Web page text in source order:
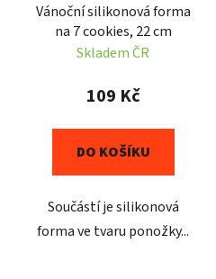
Vánoční silikonová forma
na 7 cookies, 22 cm
Skladem ČR
109 Kč
DO KOŠÍKU
Součástí je silikonová
forma ve tvaru ponožky...